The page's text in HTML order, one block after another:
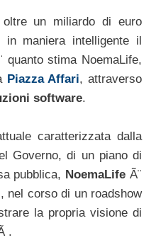
un miliardo di euro
in maniera intelligente il
quanto stima NoemaLife,
Piazza Affari, attraverso
software.
caratterizzata dalla
Governo, di un piano di
pubblica, NoemaLife Ã¨
nel corso di un roadshow
la propria visione di
.